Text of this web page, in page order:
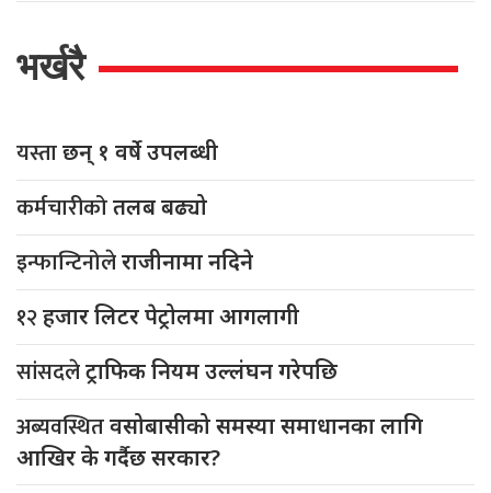
भर्खरै
यस्ताछन् १ वर्षे उपलब्धी
कर्मचारीकोतलब बढ्यो
इन्फान्टिनोलेराजीनामा नदिने
१२हजार लिटर पेट्रोलमा आगलागी
सांसदलेट्राफिक नियम उल्लंघन गरेपछि
अब्यवस्थितवसोबासीको समस्या समाधानका लागि
आखिर के गर्दैछ सरकार?